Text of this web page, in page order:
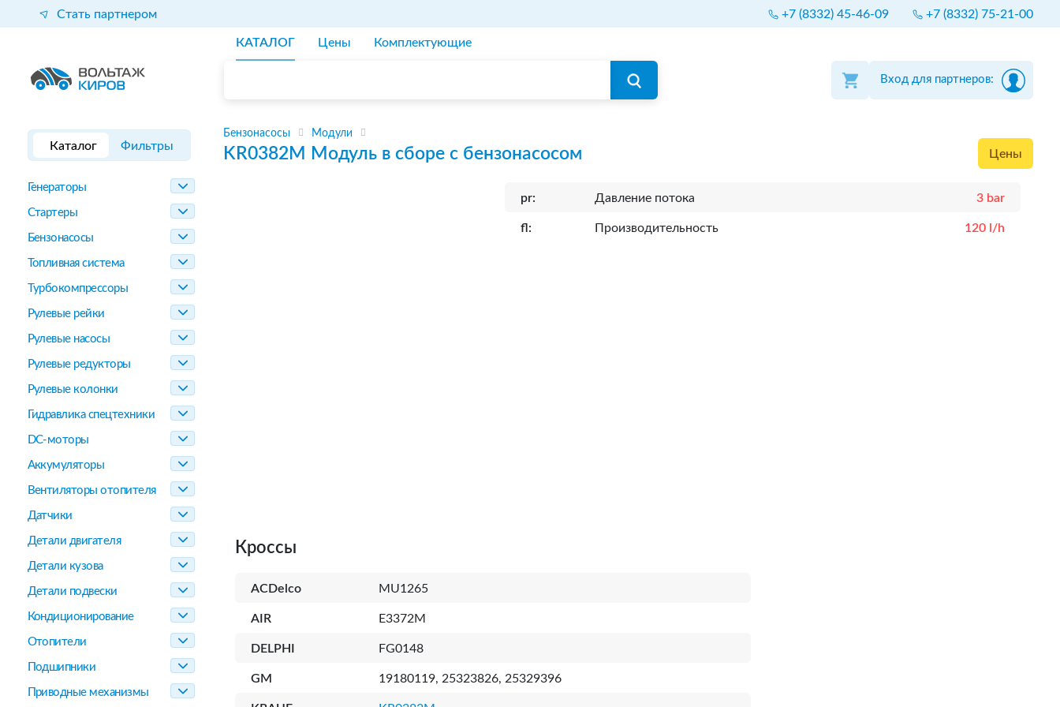
Стать партнером +7 (8332) 45-46-09 +7 (8332) 75-21-00
КАТАЛОГ Цены Комплектующие
Вход для партнеров:
Каталог Фильтры
Генераторы
Стартеры
Бензонасосы
Топливная система
Турбокомпрессоры
Рулевые рейки
Рулевые насосы
Рулевые редукторы
Рулевые колонки
Гидравлика спецтехники
DC-моторы
Аккумуляторы
Вентиляторы отопителя
Датчики
Детали двигателя
Детали кузова
Детали подвески
Кондиционирование
Отопители
Подшипники
Приводные механизмы
Бензонасосы Модули
KR0382M Модуль в сборе с бензонасосом Цены
pr: Давление потока 3 bar
fl: Производительность 120 l/h
Кроссы
ACDelco MU1265
AIR E3372M
DELPHI FG0148
GM 19180119, 25323826, 25329396